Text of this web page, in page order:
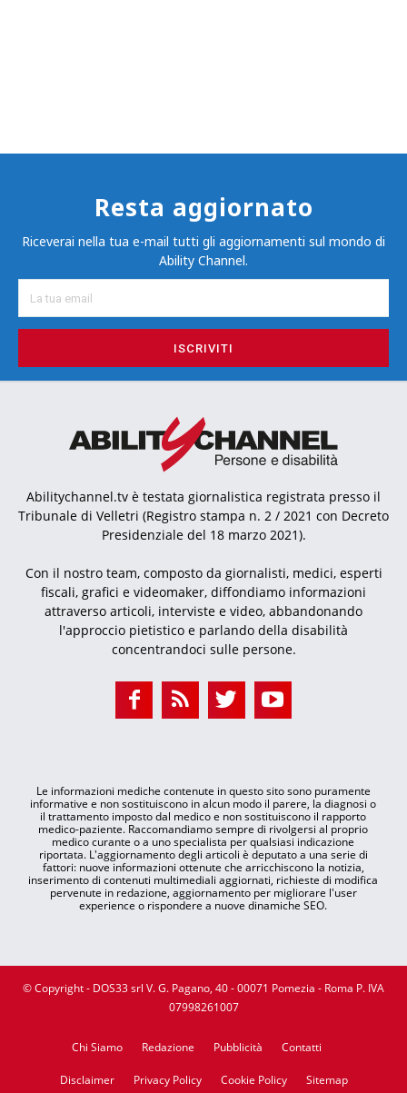
Resta aggiornato
Riceverai nella tua e-mail tutti gli aggiornamenti sul mondo di
Ability Channel.
ISCRIVITI
Abilitychannel.tv è testata giornalistica registrata presso il
Tribunale di Velletri (Registro stampa n. 2 / 2021 con Decreto
Presidenziale del 18 marzo 2021).
Con il nostro team, composto da giornalisti, medici, esperti
fiscali, grafici e videomaker, diffondiamo informazioni
attraverso articoli, interviste e video, abbandonando
l'approccio pietistico e parlando della disabilità
concentrandoci sulle persone.
Le informazioni mediche contenute in questo sito sono puramente
informative e non sostituiscono in alcun modo il parere, la diagnosi o
il trattamento imposto dal medico e non sostituiscono il rapporto
medico-paziente. Raccomandiamo sempre di rivolgersi al proprio
medico curante o a uno specialista per qualsiasi indicazione
riportata. L'aggiornamento degli articoli è deputato a una serie di
fattori: nuove informazioni ottenute che arricchiscono la notizia,
inserimento di contenuti multimediali aggiornati, richieste di modifica
pervenute in redazione, aggiornamento per migliorare l'user
experience o rispondere a nuove dinamiche SEO.
© Copyright - DOS33 srl V. G. Pagano, 40 - 00071 Pomezia - Roma P. IVA
07998261007
Chi Siamo Redazione Pubblicità Contatti
Disclaimer Privacy Policy Cookie Policy Sitemap